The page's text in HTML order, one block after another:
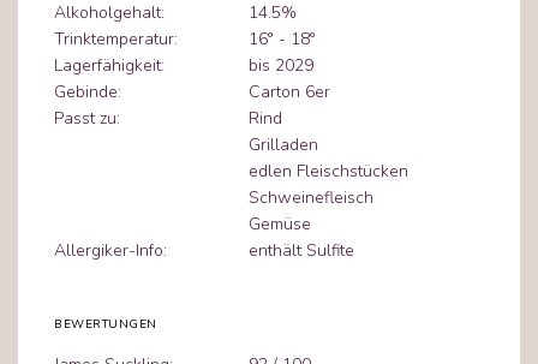
Alkoholgehalt:
14.5%
Trinktemperatur:
16° - 18°
Lagerfähigkeit:
bis 2029
Gebinde:
Carton 6er
Passt zu:
Rind
Grilladen
edlen Fleischstücken
Schweinefleisch
Gemüse
Allergiker-Info:
enthält Sulfite
BEWERTUNGEN